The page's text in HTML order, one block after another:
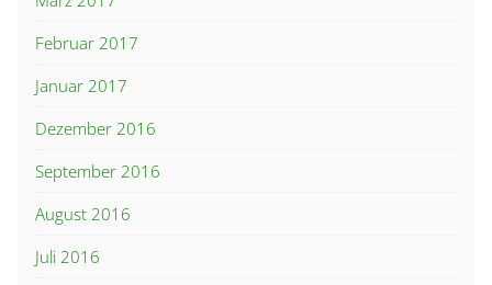
Februar 2017
Januar 2017
Dezember 2016
September 2016
August 2016
Juli 2016